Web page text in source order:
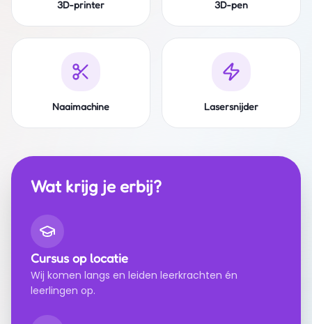
3D-printer 3D-pen
Naaimachine Lasersnijder
Wat krijg je erbij?
Cursus op locatie
Wij komen langs en leiden leerkrachten én
leerlingen op.